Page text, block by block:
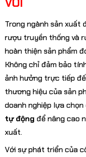
Trong ngành sản xuất
rượu truyền thống và
hoàn thiện sản phẩm
Không chỉ đảm bảo
ảnh hưởng trực tiếp
thương hiệu của sản
doanh nghiệp lựa
tự động để nâng cao
xuất.
Với sự phát triển của